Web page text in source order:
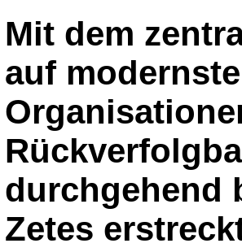
Mit dem
auf
durchgehend
Zetes